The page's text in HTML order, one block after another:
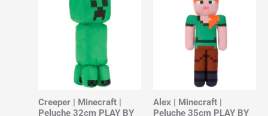
Creeper | Minecraft |
Peluche 32cm PLAY BY
Alex | Minecraft |
Peluche 35cm PLAY BY